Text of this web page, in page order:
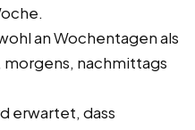
an Wochentagen als
morgens, nachmittags
erwartet, dass